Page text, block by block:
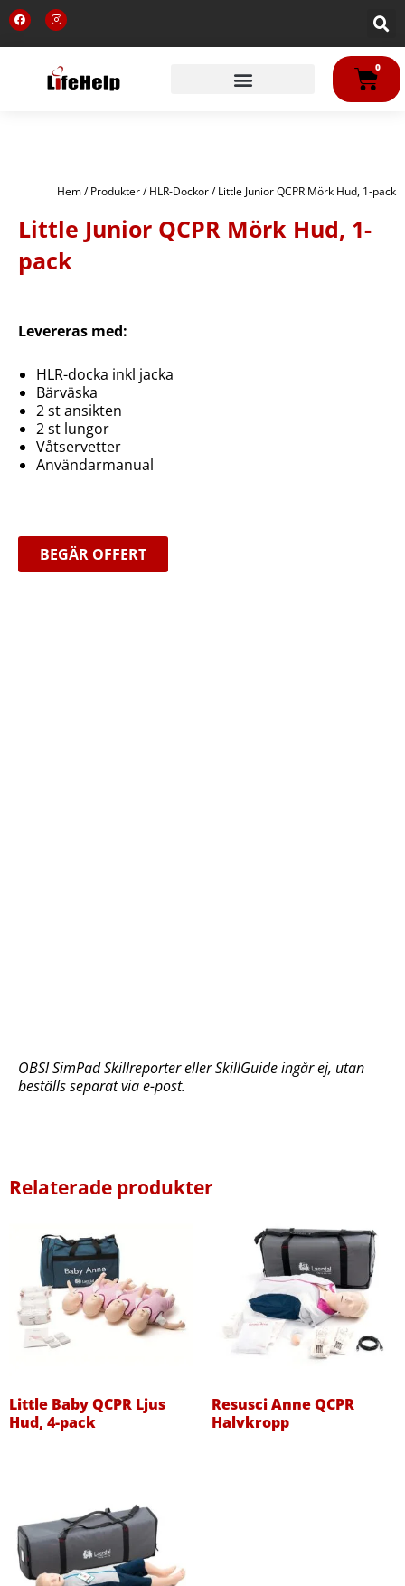
Hoppa
till
innehåll
F
a
c
e
I
n
s
t
g
r
a
0
Hem/Produkter/HLR-Dockor/ Little Junior QCPR Mörk Hud, 1-pack
Little Junior QCPR Mörk Hud, 1-
pack
Levereras med:
HLR-docka inkl jacka
Bärväska
2 st ansikten
2 st lungor
Våtservetter
Användarmanual
BEGÄR OFFERT
OBS! SimPad Skillreporter eller SkillGuide ingår ej, utan
beställs separat via e-post.
Relaterade produkter
Little Baby QCPR Ljus
Hud, 4-pack
Resusci Anne QCPR
Halvkropp